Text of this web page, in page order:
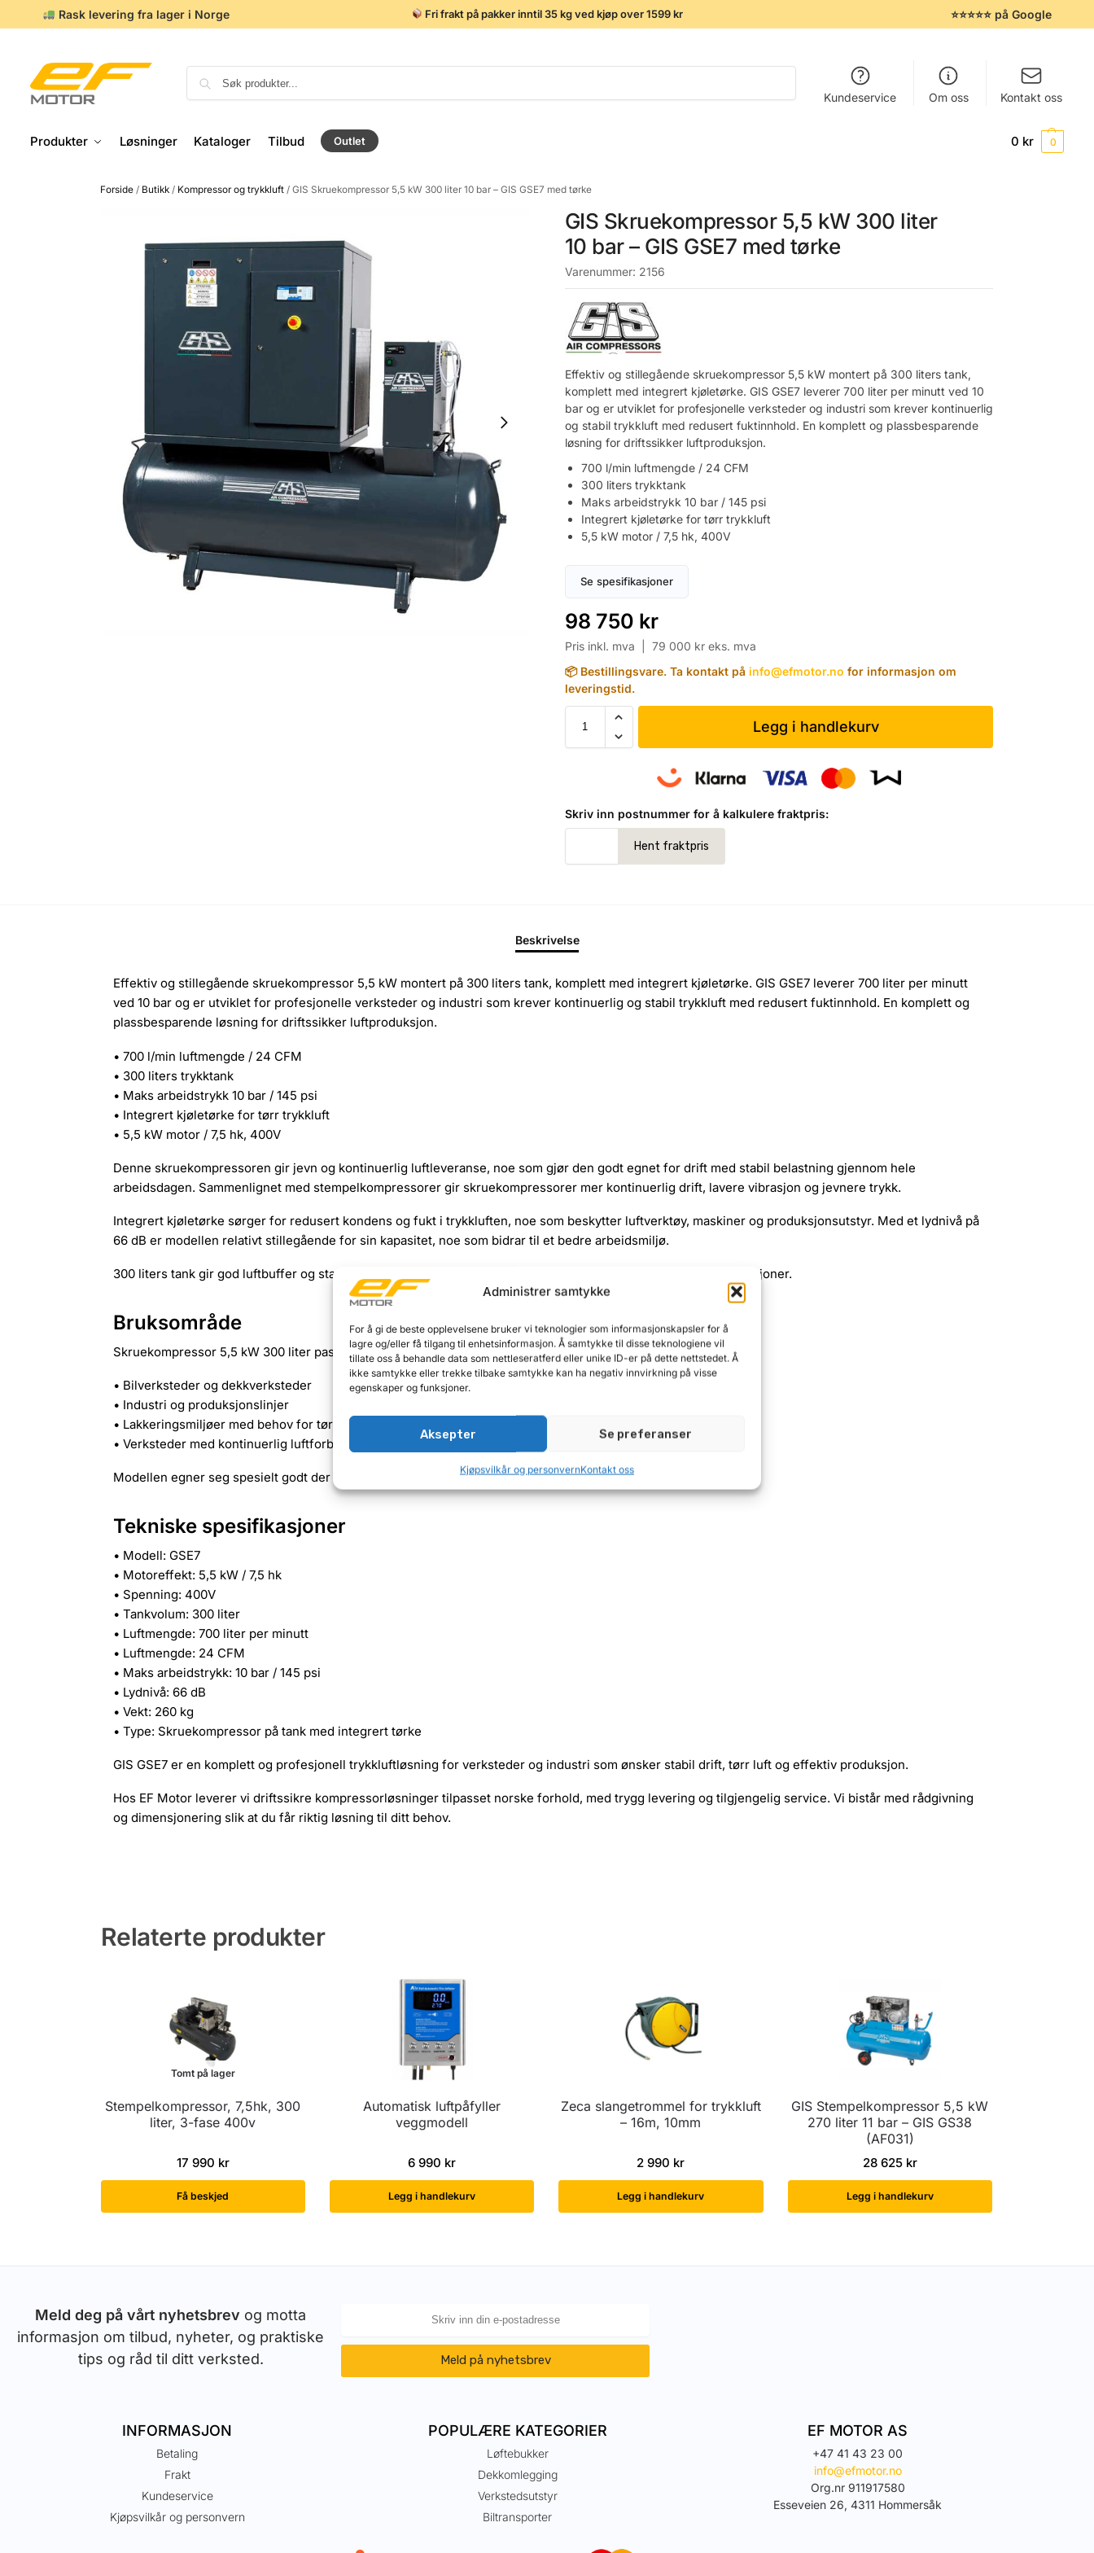
Administrer samtykke
For å gi de beste opplevelsene bruker vi teknologier som informasjonskapsler for å
lagre og/eller få tilgang til enhetsinformasjon. Å samtykke til disse teknologiene vil
tillate oss å behandle data som nettleseratferd eller unike ID-er på dette nettstedet. Å
ikke samtykke eller trekke tilbake samtykke kan ha negativ innvirkning på visse
egenskaper og funksjoner.
Aksepter Se preferanser
Kjøpsvilkår og personvernKontakt oss
Rask levering fra lager i Norge Fri frakt på pakker inntil 35 kg ved kjøp over 1599 kr ⭐⭐⭐⭐⭐ på Google
Kundeservice Om oss Kontakt oss
Produkter Løsninger Kataloger Tilbud Outlet 0 kr 0
Forside/ Butikk/ Kompressor og trykkluft/ GIS Skruekompressor 5,5 kW 300 liter 10 bar – GIS GSE7 med tørke
GIS Skruekompressor 5,5 kW 300 liter
10 bar – GIS GSE7 med tørke
Varenummer: 2156
Effektiv og stillegående skruekompressor 5,5 kW montert på 300 liters tank,
komplett med integrert kjøletørke. GIS GSE7 leverer 700 liter per minutt ved 10
bar og er utviklet for profesjonelle verksteder og industri som krever kontinuerlig
og stabil trykkluft med redusert fuktinnhold. En komplett og plassbesparende
løsning for driftssikker luftproduksjon.
700 l/min luftmengde / 24 CFM
300 liters trykktank
Maks arbeidstrykk 10 bar / 145 psi
Integrert kjøletørke for tørr trykkluft
5,5 kW motor / 7,5 hk, 400V
Se spesifikasjoner
98 750 kr
Pris inkl. mva | 79 000 kreks. mva
📦 Bestillingsvare. Ta kontakt på info@efmotor.no for informasjon om
leveringstid.
Legg i handlekurv
Skriv inn postnummer for å kalkulere fraktpris:
Beskrivelse
Effektiv og stillegående skruekompressor 5,5 kW montert på 300 liters tank, komplett med integrert kjøletørke. GIS GSE7 leverer 700 liter per minutt
ved 10 bar og er utviklet for profesjonelle verksteder og industri som krever kontinuerlig og stabil trykkluft med redusert fuktinnhold. En komplett og
plassbesparende løsning for driftssikker luftproduksjon.
• 700 l/min luftmengde / 24 CFM
• 300 liters trykktank
• Maks arbeidstrykk 10 bar / 145 psi
• Integrert kjøletørke for tørr trykkluft
• 5,5 kW motor / 7,5 hk, 400V
Denne skruekompressoren gir jevn og kontinuerlig luftleveranse, noe som gjør den godt egnet for drift med stabil belastning gjennom hele
arbeidsdagen. Sammenlignet med stempelkompressorer gir skruekompressorer mer kontinuerlig drift, lavere vibrasjon og jevnere trykk.
Integrert kjøletørke sørger for redusert kondens og fukt i trykkluften, noe som beskytter luftverktøy, maskiner og produksjonsutstyr. Med et lydnivå på
66 dB er modellen relativt stillegående for sin kapasitet, noe som bidrar til et bedre arbeidsmiljø.
300 liters tank gir god luftbuffer og stabil drift, mens 400V trefase gjør modellen tilpasset profesjonelle installasjoner.
Bruksområde
Skruekompressor 5,5 kW 300 liter passer for:
• Bilverksteder og dekkverksteder
• Industri og produksjonslinjer
• Lakkeringsmiljøer med behov for tørr luft
• Verksteder med kontinuerlig luftforbruk
Modellen egner seg spesielt godt der trykkluft benyttes jevnt gjennom dagen og hvor stabil luftkvalitet er viktig.
Tekniske spesifikasjoner
• Modell: GSE7
• Motoreffekt: 5,5 kW / 7,5 hk
• Spenning: 400V
• Tankvolum: 300 liter
• Luftmengde: 700 liter per minutt
• Luftmengde: 24 CFM
• Maks arbeidstrykk: 10 bar / 145 psi
• Lydnivå: 66 dB
• Vekt: 260 kg
• Type: Skruekompressor på tank med integrert tørke
GIS GSE7 er en komplett og profesjonell trykkluftløsning for verksteder og industri som ønsker stabil drift, tørr luft og effektiv produksjon.
Hos EF Motor leverer vi driftssikre kompressorløsninger tilpasset norske forhold, med trygg levering og tilgjengelig service. Vi bistår med rådgivning
og dimensjonering slik at du får riktig løsning til ditt behov.
Relaterte produkter
Tomt på lager
Stempelkompressor, 7,5hk, 300
liter, 3-fase 400v
17 990 kr
Få beskjed
Automatisk luftpåfyller
veggmodell
6 990 kr
Legg i handlekurv
Zeca slangetrommel for trykkluft
– 16m, 10mm
2 990 kr
Legg i handlekurv
GIS Stempelkompressor 5,5 kW
270 liter 11 bar – GIS GS38
(AF031)
28 625 kr
Legg i handlekurv
Meld deg på vårt nyhetsbrev og motta
informasjon om tilbud, nyheter, og praktiske
tips og råd til ditt verksted.
Meld på nyhetsbrev
INFORMASJON
Betaling
Frakt
Kundeservice
Kjøpsvilkår og personvern
POPULÆRE KATEGORIER
Løftebukker
Dekkomlegging
Verkstedsutstyr
Biltransporter
EF MOTOR AS
+47 41 43 23 00
info@efmotor.no
Org.nr 911917580
Esseveien 26, 4311 Hommersåk